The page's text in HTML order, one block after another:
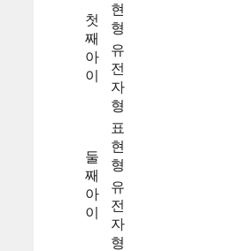
첫
째
아
이
현
형
유
전
자
형
둘
째
아
이
표
현
형
유
전
자
형